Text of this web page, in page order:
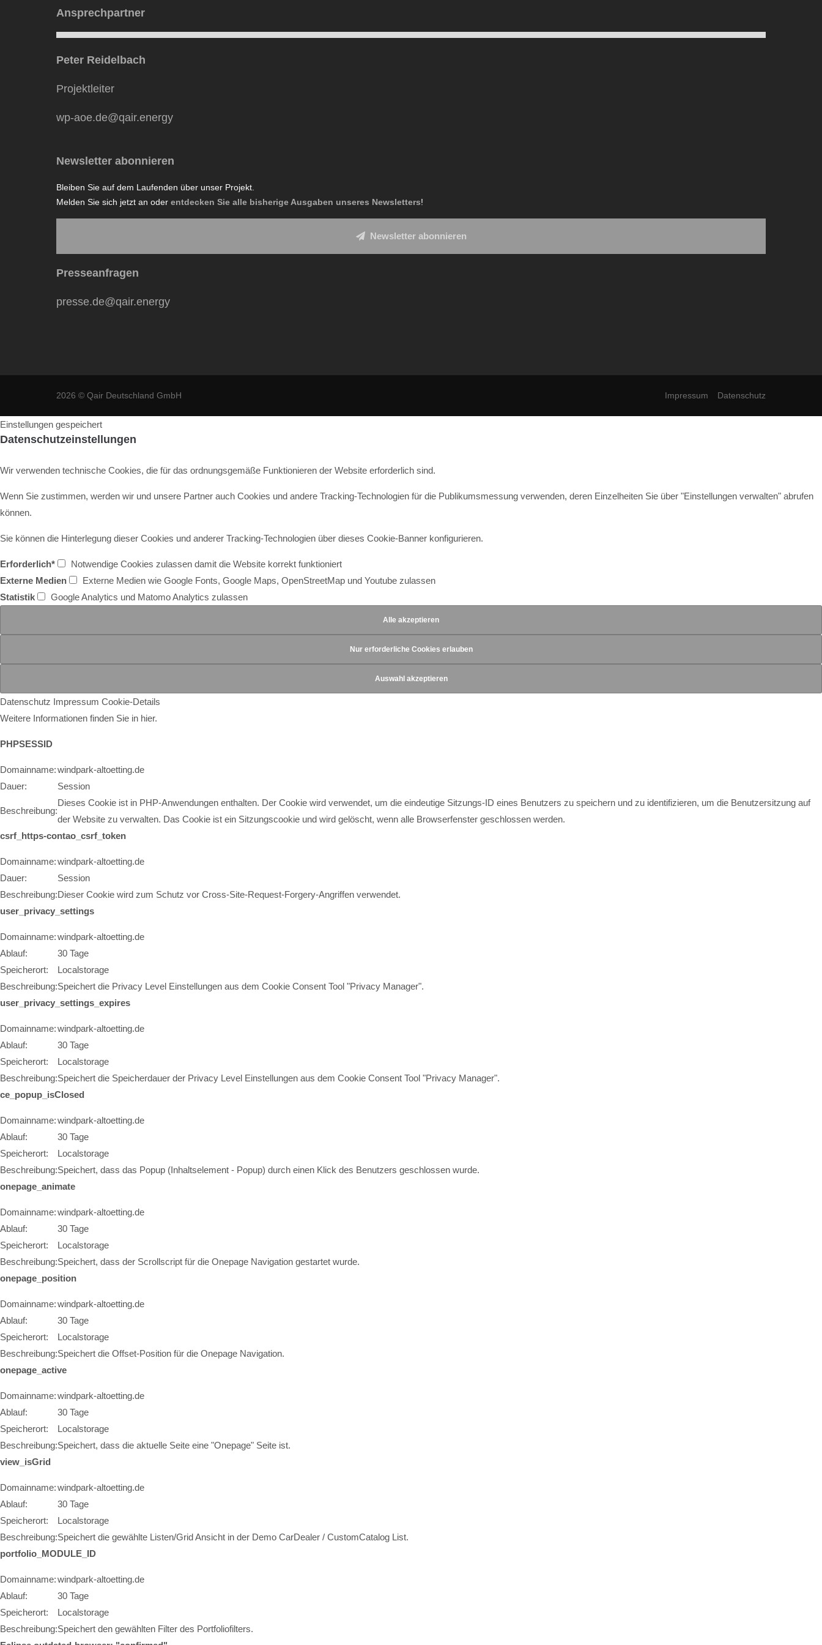
Ansprechpartner
Peter Reidelbach
Projektleiter
wp-aoe.de@qair.energy
Newsletter abonnieren
Bleiben Sie auf dem Laufenden über unser Projekt.
Melden Sie sich jetzt an oder entdecken Sie alle bisherige Ausgaben unseres Newsletters!
Newsletter abonnieren
Presseanfragen
presse.de@qair.energy
2026 © Qair Deutschland GmbH Impressum Datenschutz
Einstellungen gespeichert
Datenschutzeinstellungen
Wir verwenden technische Cookies, die für das ordnungsgemäße Funktionieren der Website erforderlich sind.
Wenn Sie zustimmen, werden wir und unsere Partner auch Cookies und andere Tracking-Technologien für die Publikumsmessung verwenden, deren Einzelheiten Sie über "Einstellungen verwalten" abrufen
können.
Sie können die Hinterlegung dieser Cookies und anderer Tracking-Technologien über dieses Cookie-Banner konfigurieren.
Erforderlich*
Notwendige Cookies zulassen damit die Website korrekt funktioniert
Externe Medien
Externe Medien wie Google Fonts, Google Maps, OpenStreetMap und Youtube zulassen
Statistik
Google Analytics und Matomo Analytics zulassen
Datenschutz Impressum Cookie-Details
Weitere Informationen finden Sie in hier.
PHPSESSID
Domainname:windpark-altoetting.de
Dauer:
Session
Beschreibung:
Dieses Cookie ist in PHP-Anwendungen enthalten. Der Cookie wird verwendet, um die eindeutige Sitzungs-ID eines Benutzers zu speichern und zu identifizieren, um die Benutzersitzung auf
der Website zu verwalten. Das Cookie ist ein Sitzungscookie und wird gelöscht, wenn alle Browserfenster geschlossen werden.
csrf_https-contao_csrf_token
Domainname:windpark-altoetting.de
Dauer:
Session
Beschreibung:Dieser Cookie wird zum Schutz vor Cross-Site-Request-Forgery-Angriffen verwendet.
user_privacy_settings
Domainname:windpark-altoetting.de
Ablauf:
30 Tage
Speicherort:
Localstorage
Beschreibung:Speichert die Privacy Level Einstellungen aus dem Cookie Consent Tool "Privacy Manager".
user_privacy_settings_expires
Domainname:windpark-altoetting.de
Ablauf:
30 Tage
Speicherort:
Localstorage
Beschreibung:Speichert die Speicherdauer der Privacy Level Einstellungen aus dem Cookie Consent Tool "Privacy Manager".
ce_popup_isClosed
Domainname:windpark-altoetting.de
Ablauf:
30 Tage
Speicherort:
Localstorage
Beschreibung:Speichert, dass das Popup (Inhaltselement - Popup) durch einen Klick des Benutzers geschlossen wurde.
onepage_animate
Domainname:windpark-altoetting.de
Ablauf:
30 Tage
Speicherort:
Localstorage
Beschreibung:Speichert, dass der Scrollscript für die Onepage Navigation gestartet wurde.
onepage_position
Domainname:windpark-altoetting.de
Ablauf:
30 Tage
Speicherort:
Localstorage
Beschreibung:Speichert die Offset-Position für die Onepage Navigation.
onepage_active
Domainname:windpark-altoetting.de
Ablauf:
30 Tage
Speicherort:
Localstorage
Beschreibung:Speichert, dass die aktuelle Seite eine "Onepage" Seite ist.
view_isGrid
Domainname:windpark-altoetting.de
Ablauf:
30 Tage
Speicherort:
Localstorage
Beschreibung:Speichert die gewählte Listen/Grid Ansicht in der Demo CarDealer / CustomCatalog List.
portfolio_MODULE_ID
Domainname:windpark-altoetting.de
Ablauf:
30 Tage
Speicherort:
Localstorage
Beschreibung:Speichert den gewählten Filter des Portfoliofilters.